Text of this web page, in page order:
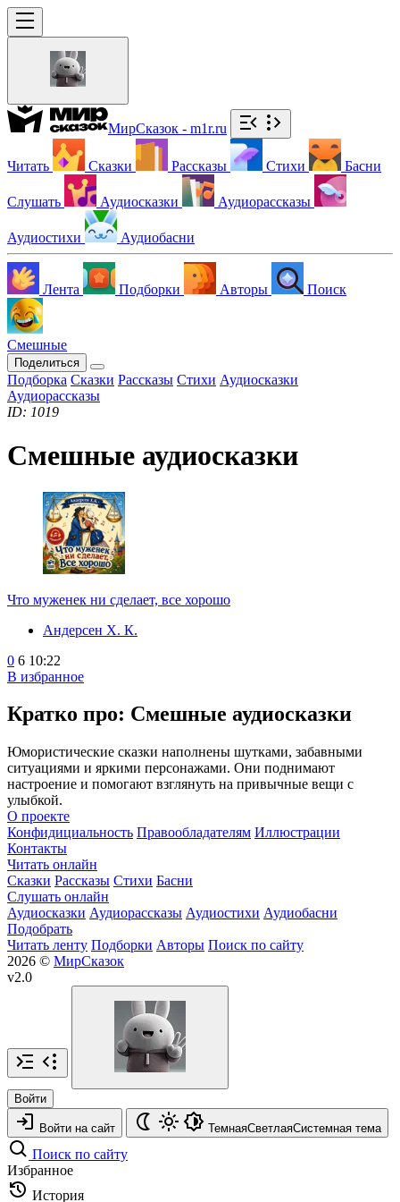
МирСказок - m1r.ru
Читать Сказки Рассказы Стихи Басни
Слушать Аудиосказки Аудиорассказы
Аудиостихи Аудиобасни
Лента Подборки Авторы Поиск
Смешные
Поделиться
Подборка Сказки Рассказы Стихи Аудиосказки
Аудиорассказы
ID: 1019
Смешные аудиосказки
Что муженек ни сделает, все хорошо
Андерсен Х. К.
0 6 10:22
В избранное
Кратко про: Смешные аудиосказки
Юмористические сказки наполнены шутками, забавными
ситуациями и яркими персонажами. Они поднимают
настроение и помогают взглянуть на привычные вещи с
улыбкой.
О проекте
Конфидициальность Правообладателям Иллюстрации
Контакты
Читать онлайн
Сказки Рассказы Стихи Басни
Слушать онлайн
Аудиосказки Аудиорассказы Аудиостихи Аудиобасни
Подобрать
Читать ленту Подборки Авторы Поиск по сайту
2026 © МирСказок
v2.0
Войти
Войти на сайт ТемнаяСветлаяСистемная тема
Поиск по сайту
Избранное
История